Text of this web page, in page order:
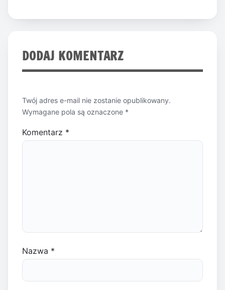
DODAJ KOMENTARZ
Twój adres e-mail nie zostanie opublikowany.
Wymagane pola są oznaczone *
Komentarz *
Nazwa *